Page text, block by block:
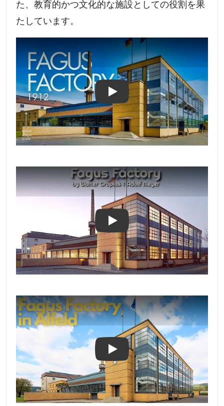
た、教育的かつ文化的な施設としての役割を果
たしています。
Play
Play
Play